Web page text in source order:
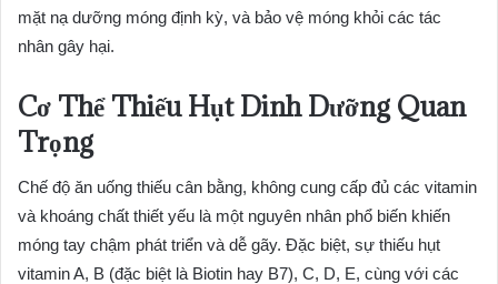
mặt nạ dưỡng móng định kỳ, và bảo vệ móng khỏi các tác
nhân gây hại.
Cơ Thể Thiếu Hụt Dinh Dưỡng Quan
Trọng
Chế độ ăn uống thiếu cân bằng, không cung cấp đủ các vitamin
và khoáng chất thiết yếu là một nguyên nhân phổ biến khiến
móng tay chậm phát triển và dễ gãy. Đặc biệt, sự thiếu hụt
vitamin A, B (đặc biệt là Biotin hay B7), C, D, E, cùng với các